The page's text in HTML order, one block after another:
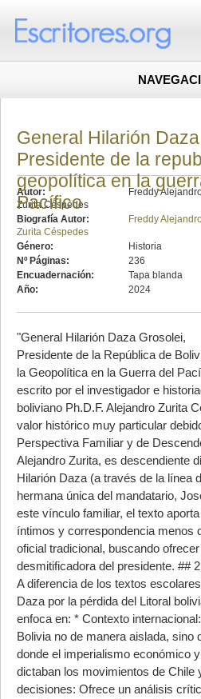
General Hilarión
Presidente de la
geopolítica en la
Pacífico
Autor:
Freddy
Zurita Céspedes
Biografía Autor:
Freddy
Zurita Céspedes
Género:
Historia
Nº Páginas:
236
Encuadernación:
Tapa blanda
Año:
2024
"General Hilarión Daza Grosolei,
Presidente de la República de
la Geopolítica en la Guerra del
escrito por el investigador e
boliviano Ph.D.F. Alejandro Zurita
valor histórico muy particular
Perspectiva Familiar y de
Alejandro Zurita, es descendiente
Hilarión Daza (a través de la línea
hermana única del mandatario,
este vínculo familiar, el texto
íntimos y correspondencia menos
oficial tradicional, buscando
desmitificadora del presidente. ##
A diferencia de los textos
Daza por la pérdida del Litoral
enfoca en: * Contexto
Bolivia no de manera aislada, sino
donde el imperialismo económico
dictaban los movimientos de Chile
decisiones: Ofrece un análisis